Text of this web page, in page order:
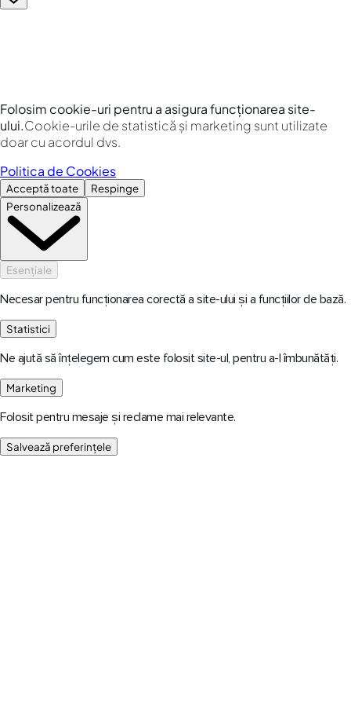
Folosim cookie-uri pentru a asigura funcționarea site-
ului.Cookie-urile de statistică și marketing sunt utilizate
doar cu acordul dvs.
Politica de Cookies
Acceptă toate
Respinge
Personalizează
Esențiale
Necesar pentru funcționarea corectă a site-ului și a funcțiilor de bază.
Statistici
Ne ajută să înțelegem cum este folosit site-ul, pentru a-l îmbunătăți.
Marketing
Folosit pentru mesaje și reclame mai relevante.
Salvează preferințele